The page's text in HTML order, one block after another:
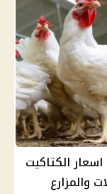
اسعار الكتاكيت
والمزارع